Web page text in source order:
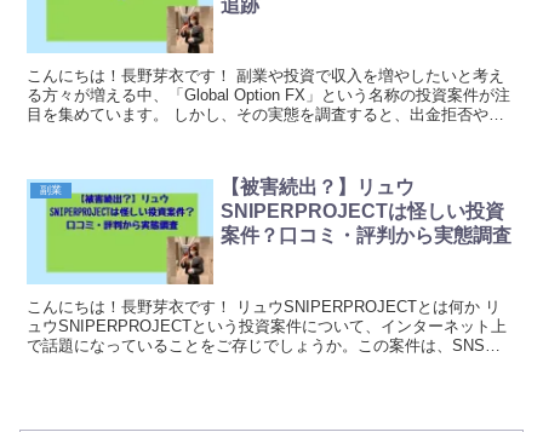
追跡
こんにちは！長野芽衣です！ 副業や投資で収入を増やしたいと考え
る方々が増える中、「Global Option FX」という名称の投資案件が注
目を集めています。 しかし、その実態を調査すると、出金拒否や詐
副業
【被害続出？】リュウ
SNIPERPROJECTは怪しい投資
案件？口コミ・評判から実態調査
こんにちは！長野芽衣です！ リュウSNIPERPROJECTとは何か リ
ュウSNIPERPROJECTという投資案件について、インターネット上
で話題になっていることをご存じでしょうか。この案件は、SNS上